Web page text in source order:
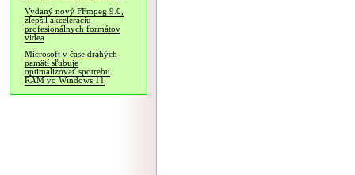
Vydaný nový FFmpeg 9.0,
zlepšil akceleráciu
profesionálnych formátov
videa
Microsoft v čase drahých
pamätí sľubuje
optimalizovať spotrebu
RAM vo Windows 11